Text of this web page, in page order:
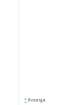
* Anzeige